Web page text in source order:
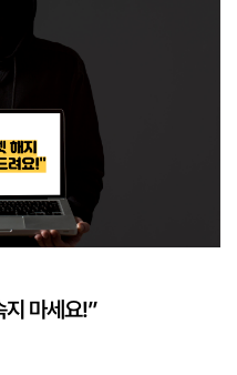
지 마세요!”